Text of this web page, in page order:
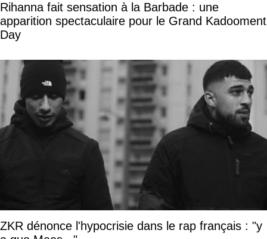
Rihanna fait sensation à la Barbade : une
apparition spectaculaire pour le Grand Kadooment
Day
ZKR dénonce l'hypocrisie dans le rap français : "y